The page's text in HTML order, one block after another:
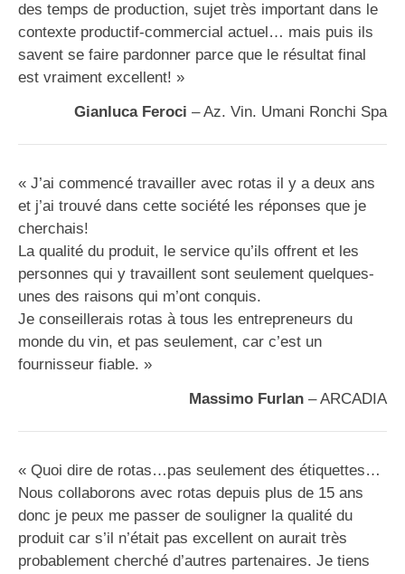
des temps de production, sujet très important dans le
contexte productif-commercial actuel… mais puis ils
savent se faire pardonner parce que le résultat final
est vraiment excellent! »
Gianluca Feroci – Az. Vin. Umani Ronchi Spa
« J’ai commencé travailler avec rotas il y a deux ans
et j’ai trouvé dans cette société les réponses que je
cherchais!
La qualité du produit, le service qu’ils offrent et les
personnes qui y travaillent sont seulement quelques-
unes des raisons qui m’ont conquis.
Je conseillerais rotas à tous les entrepreneurs du
monde du vin, et pas seulement, car c’est un
fournisseur fiable. »
Massimo Furlan – ARCADIA
« Quoi dire de rotas…pas seulement des étiquettes…
Nous collaborons avec rotas depuis plus de 15 ans
donc je peux me passer de souligner la qualité du
produit car s’il n’était pas excellent on aurait très
probablement cherché d’autres partenaires. Je tiens